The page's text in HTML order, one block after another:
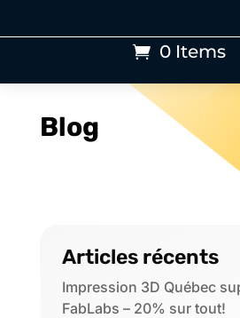
0 Items
Blog
Articles récents
Impression 3D Québec
FabLabs – 20% sur tout!